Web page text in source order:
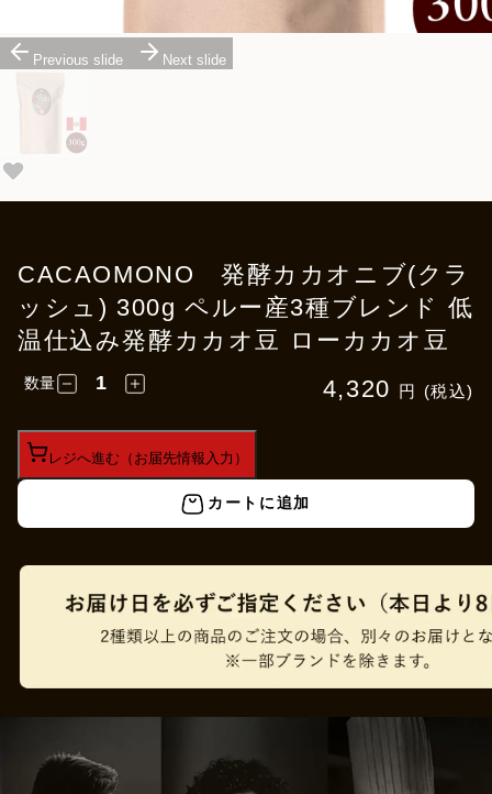
Previous slide Next slide
CACAOMONO 発酵カカオニブ(クラ
ッシュ) 300g ペルー産3種ブレンド 低
温仕込み発酵カカオ豆 ローカカオ豆
4,320 円 (税込)
数量
レジへ進む（お届先情報入力）
カートに追加